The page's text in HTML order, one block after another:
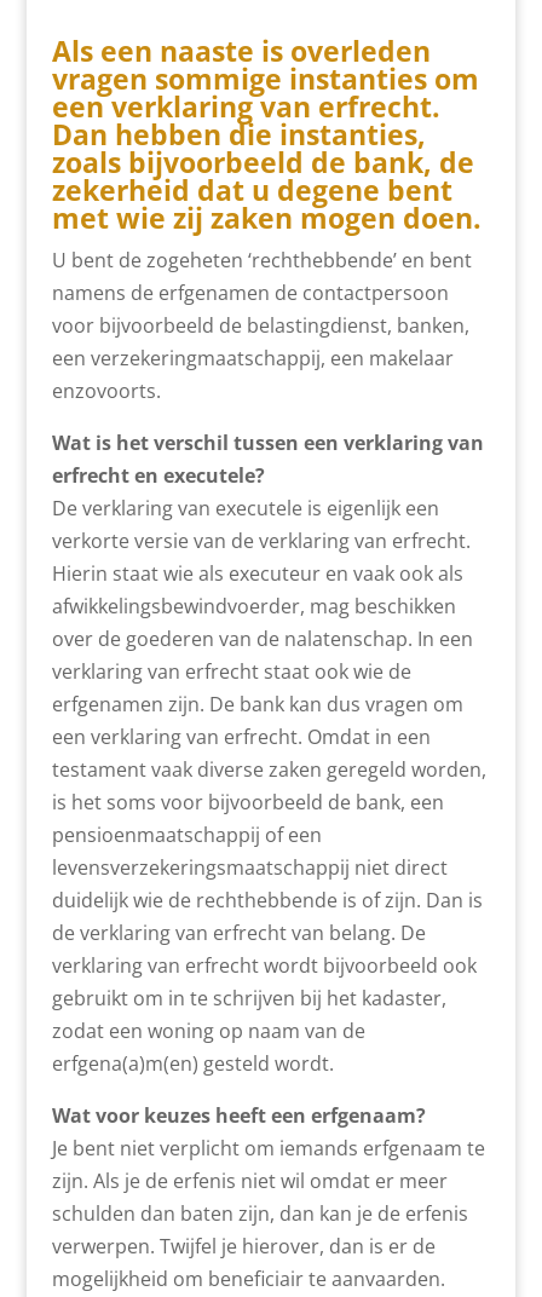
Als een naaste is overleden
vragen sommige instanties om
een verklaring van erfrecht.
Dan hebben die instanties,
zoals bijvoorbeeld de bank, de
zekerheid dat u degene bent
met wie zij zaken mogen doen.
U bent de zogeheten ‘rechthebbende’ en bent
namens de erfgenamen de contactpersoon
voor bijvoorbeeld de belastingdienst, banken,
een verzekeringmaatschappij, een makelaar
enzovoorts.
Wat is het verschil tussen een verklaring van
erfrecht en executele?
De verklaring van executele is eigenlijk een
verkorte versie van de verklaring van erfrecht.
Hierin staat wie als executeur en vaak ook als
afwikkelingsbewindvoerder, mag beschikken
over de goederen van de nalatenschap. In een
verklaring van erfrecht staat ook wie de
erfgenamen zijn. De bank kan dus vragen om
een verklaring van erfrecht. Omdat in een
testament vaak diverse zaken geregeld worden,
is het soms voor bijvoorbeeld de bank, een
pensioenmaatschappij of een
levensverzekeringsmaatschappij niet direct
duidelijk wie de rechthebbende is of zijn. Dan is
de verklaring van erfrecht van belang. De
verklaring van erfrecht wordt bijvoorbeeld ook
gebruikt om in te schrijven bij het kadaster,
zodat een woning op naam van de
erfgena(a)m(en) gesteld wordt.
Wat voor keuzes heeft een erfgenaam?
Je bent niet verplicht om iemands erfgenaam te
zijn. Als je de erfenis niet wil omdat er meer
schulden dan baten zijn, dan kan je de erfenis
verwerpen. Twijfel je hierover, dan is er de
mogelijkheid om beneficiair te aanvaarden.